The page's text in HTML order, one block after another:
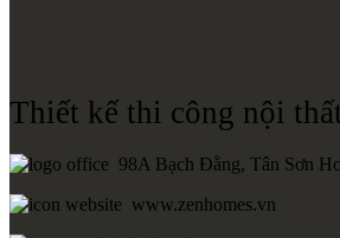
Thiết kế thi công nội
98A Bạch Đằng, Tân Sơn
www.zenhomes.vn